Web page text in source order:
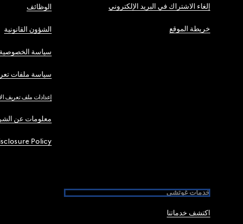
إلغاء الاشتراك في البريد الإلكتروني
خريطة الموقع
الوظائف
الشؤون القانونية
سياسة الخصوصية
سياسة ملفات
إعدادات ملف تعريف
معلومات عن
Policy
خدمات غوتشي
اكتشف خدماتنا